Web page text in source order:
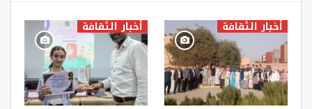
أخبار الثقافة أخبار الثقافة